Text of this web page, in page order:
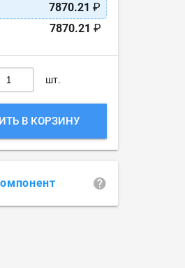
7870.21 ₽
7870.21 ₽
шт.
В КОРЗИНУ